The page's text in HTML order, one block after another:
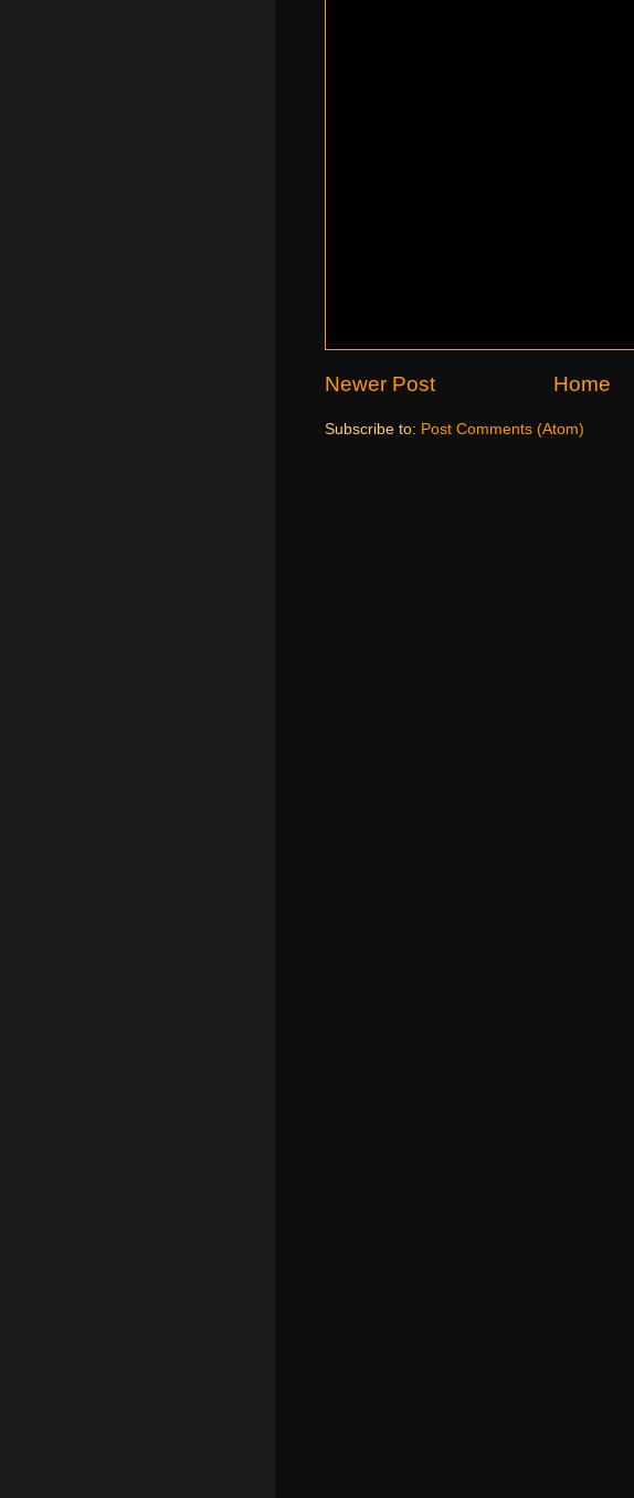
Newer Post Home
Subscribe to: Post Comments (Atom)